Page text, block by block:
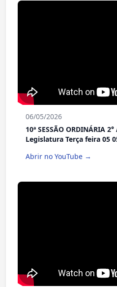
06/05/2026
10ª SESSÃO ORDINÁRIA
Abrir no YouTube →